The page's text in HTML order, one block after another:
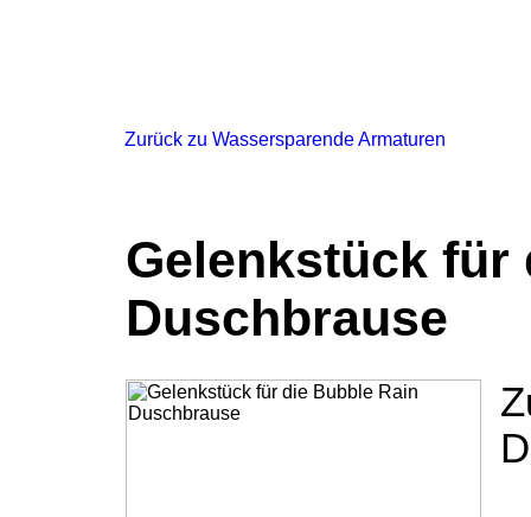
Zurück zu Wassersparende Armaturen
Gelenkstück für
Duschbrause